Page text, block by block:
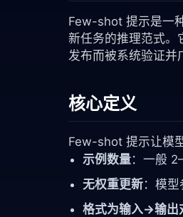
Few-shot 提示是一
新任务的推理范式
发布而被系统验证并
核心定义
Few-shot 提示让模
示例数量：一般
无权重更新：模
格式为输入→输出